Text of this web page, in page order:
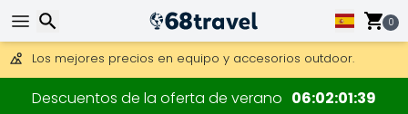
0
Envío DHL 1 día disponible.
30 días para devoluciones, 90 días para mapas de madera
Los mejores precios en equipo y accesorios outdoor.
Descuentos de la oferta de verano 06 02 01 39
Buscar